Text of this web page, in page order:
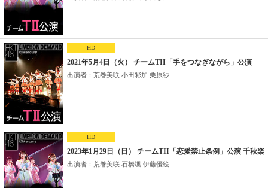
HD
2021年5月4日（火） チームTII「手をつなぎながら」公演
出演者：荒巻美咲 小田彩加 栗原紗...
HD
2023年1月29日（日） チームTII「恋愛禁止条例」公演 千秋楽
出演者：荒巻美咲 石橋颯 伊藤優絵...